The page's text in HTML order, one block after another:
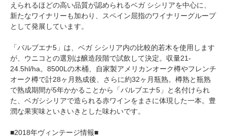
えられるほどの高い品質が認められるベガ シシリアを中心に、
新たなワイナリーも加わり、スペイン屈指のワイナリーグループ
として発展しています。
「バルブエナ5」は、ベガ シシリア内の比較的若木を使用します
が、ウニコとの選別は醸造段階で試飲して決定。収量21-
24.5hl/ha。8500Lの木桶、自家製アメリカンオーク樽やフレンチ
オーク樽で計28ヶ月熟成後、さらに約32ヶ月瓶熟。樽熟と瓶熟
で熟成期間が5年かかることから「バルブエナ5」と名付けられ
た、ベガシシリアで造られる赤ワインをまさに体現した一本。豊
潤な果実味といきいきとした味わいです。
■2018年ヴィンテージ情報■